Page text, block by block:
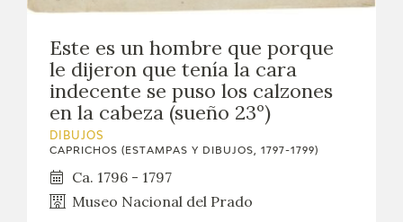
Este es un hombre que porque
le dijeron que tenía la cara
indecente se puso los calzones
en la cabeza (sueño 23º)
DIBUJOS
CAPRICHOS (ESTAMPAS Y DIBUJOS, 1797-1799)
Ca. 1796 - 1797
Museo Nacional del Prado